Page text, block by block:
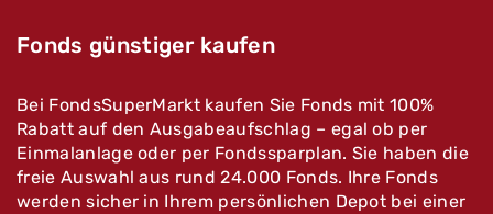
Fonds günstiger kaufen
Bei FondsSuperMarkt kaufen Sie Fonds mit 100%
Rabatt auf den Ausgabeaufschlag – egal ob per
Einmalanlage oder per Fondssparplan. Sie haben die
freie Auswahl aus rund 24.000 Fonds. Ihre Fonds
werden sicher in Ihrem persönlichen Depot bei einer